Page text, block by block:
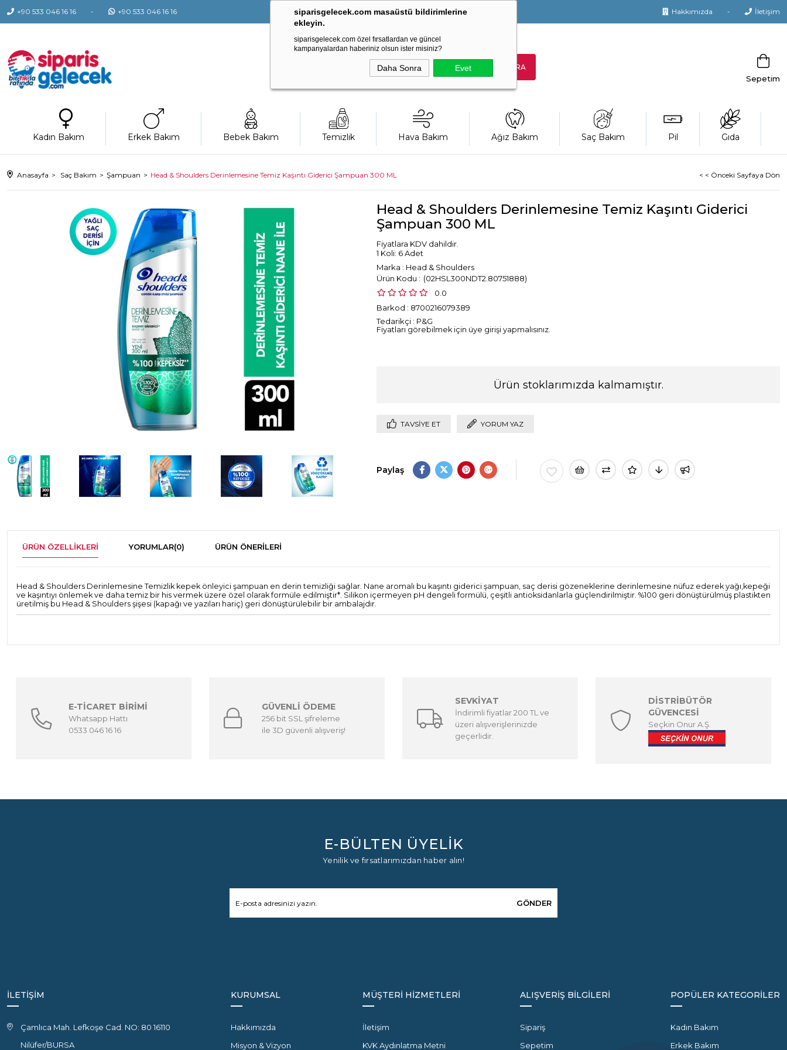
siparisgelecek.com masaüstü bildirimlerine
ekleyin.
siparisgelecek.com özel fırsatlardan ve güncel
kampanyalardan haberiniz olsun ister misiniz?
Daha Sonra Evet
+90 533 046 16 16 +90 533 046 16 16 Hakkımızda İletişim
Sepetim
Kadın Bakım Erkek Bakım Bebek Bakım Temizlik Hava Bakım Ağız Bakım Saç Bakım Pil Gıda
Anasayfa Saç Bakım Şampuan Head & Shoulders Derinlemesine Temiz Kaşıntı Giderici Şampuan 300 ML < < Önceki Sayfaya Dön
Head & Shoulders Derinlemesine Temiz Kaşıntı Giderici
Şampuan 300 ML
Fiyatlara KDV dahildir.
1 Koli: 6 Adet
Marka : Head & Shoulders
(02HSL300NDT2.80751888)
0.0
Barkod : 8700216079389
Tedarikçi : P&G
Fiyatları görebilmek için üye girişi yapmalısınız.
Ürün stoklarımızda kalmamıştır.
TAVSIYE ET YORUM YAZ
Paylaş
ÜRÜN ÖZELLIKLERI YORUMLAR(0) ÜRÜN ÖNERILERI
Head & Shoulders Derinlemesine Temizlik kepek önleyici şampuan en derin temizliği sağlar. Nane aromalı bu kaşıntı giderici şampuan, saç derisi gözeneklerine derinlemesine nüfuz ederek yağı,kepeği
ve kaşıntıyı önlemek ve daha temiz bir his vermek üzere özel olarak formüle edilmiştir*. Silikon içermeyen pH dengeli formülü, çeşitli antioksidanlarla güçlendirilmiştir. %100 geri dönüştürülmüş plastikten
üretilmiş bu Head & Shoulders şişesi (kapağı ve yazıları hariç) geri dönüştürülebilir bir ambalajdır.
E-TİCARET BİRİMİ
Whatsapp Hattı
0533 046 16 16
GÜVENLİ ÖDEME
256 bit SSL şifreleme
ile 3D güvenli alışveriş!
SEVKİYAT
İndirimli fiyatlar 200 TL ve
üzeri alışverişlerinizde
geçerlidir.
DİSTRİBÜTÖR
GÜVENCESİ
Seçkin Onur A.Ş.
E-BÜLTEN ÜYELİK
Yenilik ve fırsatlarımızdan haber alın!
GÖNDER
İLETİŞİM
Çamlıca Mah. Lefkoşe Cad. NO: 80 16110
Nilüfer/BURSA
KURUMSAL
Hakkımızda
Misyon & Vizyon
MÜŞTERİ HİZMETLERİ
İletişim
KVK Aydınlatma Metni
ALIŞVERİŞ BİLGİLERİ
Sipariş
Sepetim
POPÜLER KATEGORİLER
Kadın Bakım
Erkek Bakım